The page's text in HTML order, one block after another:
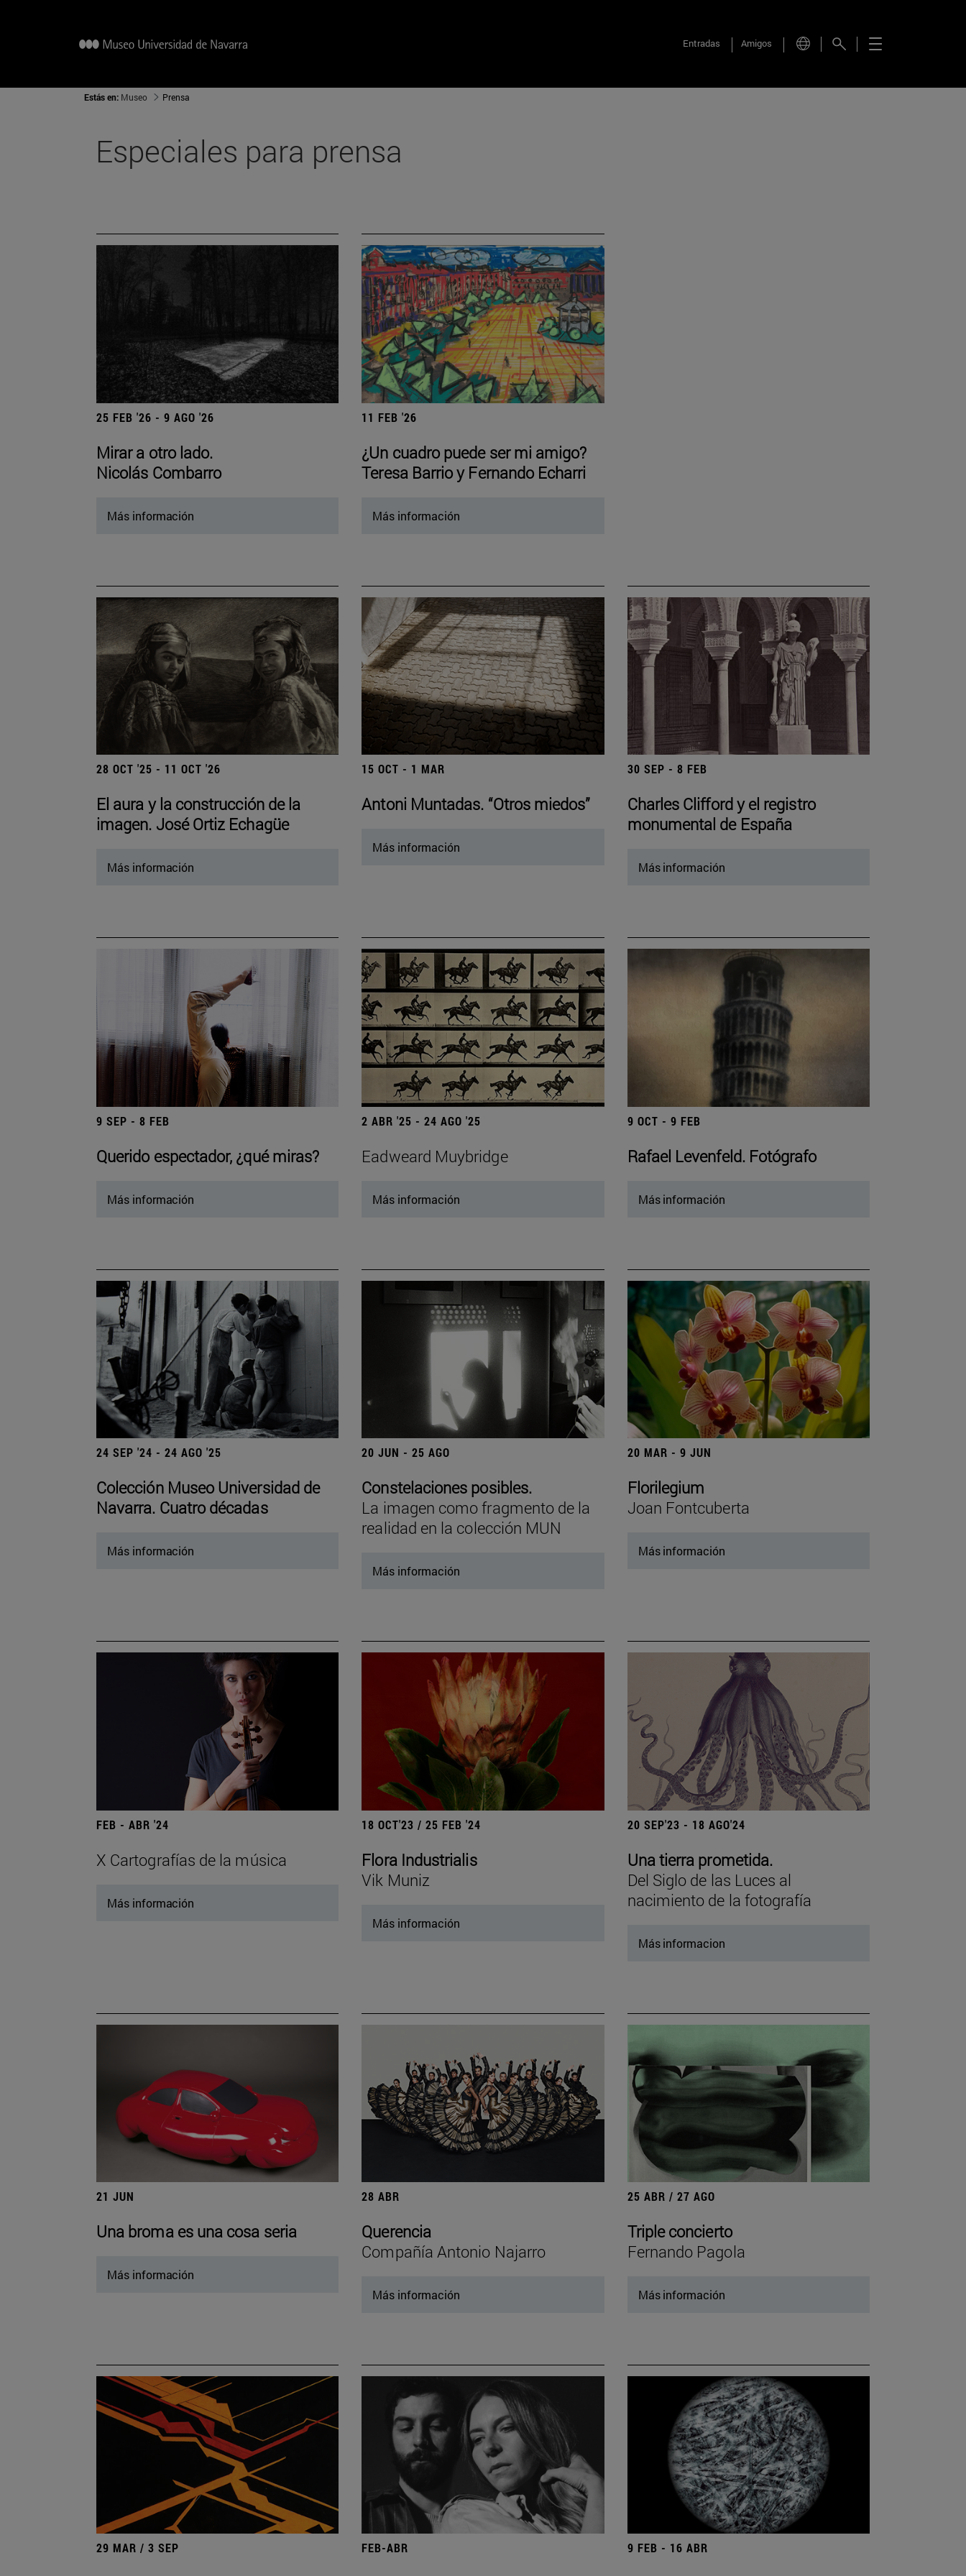
Entradas Amigos
Estás en: Museo Prensa
Especiales para prensa
25 FEB '26 - 9 AGO '26
Mirar a otro lado.
Nicolás Combarro
Más información
11 FEB '26
¿Un cuadro puede ser mi amigo?
Teresa Barrio y Fernando Echarri
Más información
28 OCT '25 - 11 OCT '26
El aura y la construcción de la
imagen. José Ortiz Echagüe
Más información
15 OCT - 1 MAR
Antoni Muntadas. “Otros miedos”
Más información
30 SEP - 8 FEB
Charles Clifford y el registro
monumental de España
Más información
9 SEP - 8 FEB
Querido espectador, ¿qué miras?
Más información
2 ABR '25 - 24 AGO '25
Eadweard Muybridge
Más información
9 OCT - 9 FEB
Rafael Levenfeld. Fotógrafo
Más información
24 SEP '24 - 24 AGO '25
Colección Museo Universidad de
Navarra. Cuatro décadas
Más información
20 JUN - 25 AGO
Constelaciones posibles.
La imagen como fragmento de la
realidad en la colección MUN
Más información
20 MAR - 9 JUN
Florilegium
Joan Fontcuberta
Más información
FEB - ABR '24
X Cartografías de la música
Más información
18 OCT'23 / 25 FEB '24
Flora Industrialis
Vik Muniz
Más información
20 SEP'23 - 18 AGO'24
Una tierra prometida.
Del Siglo de las Luces al
nacimiento de la fotografía
Más informacion
21 JUN
Una broma es una cosa seria
Más información
28 ABR
Querencia
Compañía Antonio Najarro
Más información
25 ABR / 27 AGO
Triple concierto
Fernando Pagola
Más información
29 MAR / 3 SEP FEB-ABR 9 FEB - 16 ABR